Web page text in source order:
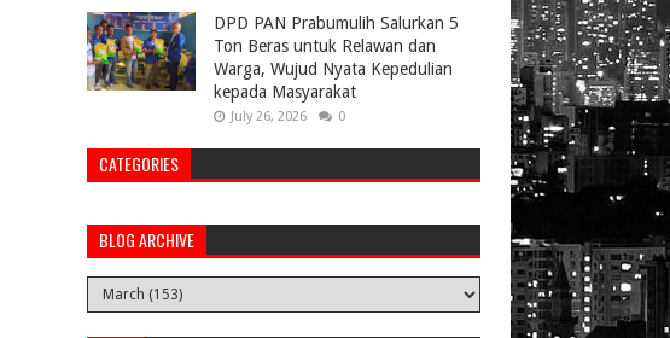
DPD PAN Prabumulih Salurkan 5
Ton Beras untuk Relawan dan
Warga, Wujud Nyata Kepedulian
kepada Masyarakat
July 26, 2026 0
CATEGORIES
BLOG ARCHIVE